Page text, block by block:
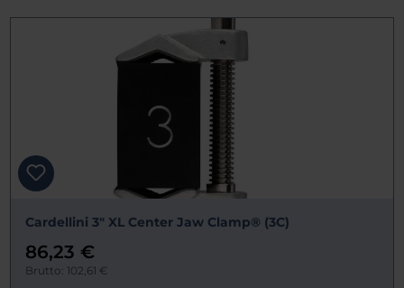
Cardellini 3" XL Center Jaw Clamp® (3C)
86,23 €
Brutto: 102,61 €